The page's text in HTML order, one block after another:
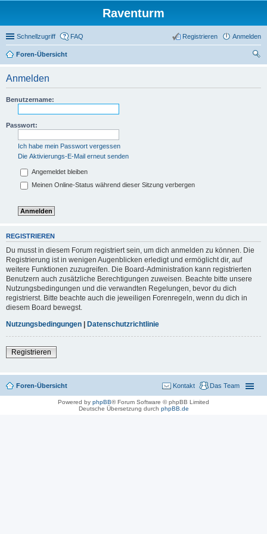
Raventurm
Schnellzugriff FAQ Anmelden
Registrieren
Foren-Übersicht
Anmelden
Benutzername:
Passwort:
Ich habe mein Passwort vergessen
Die Aktivierungs-E-Mail erneut senden
Angemeldet bleiben
Meinen Online-Status während dieser Sitzung verbergen
REGISTRIEREN
Du musst in diesem Forum registriert sein, um dich anmelden zu können. Die
Registrierung ist in wenigen Augenblicken erledigt und ermöglicht dir, auf
weitere Funktionen zuzugreifen. Die Board-Administration kann registrierten
Benutzern auch zusätzliche Berechtigungen zuweisen. Beachte bitte unsere
Nutzungsbedingungen und die verwandten Regelungen, bevor du dich
registrierst. Bitte beachte auch die jeweiligen Forenregeln, wenn du dich in
diesem Board bewegst.
Nutzungsbedingungen | Datenschutzrichtlinie
Registrieren
Foren-Übersicht Das Team
Kontakt
Powered by phpBB® Forum Software © phpBB Limited
Deutsche Übersetzung durch phpBB.de